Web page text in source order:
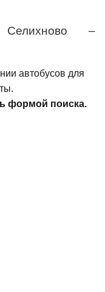
Селихново –
автобусов для
формой поиска.